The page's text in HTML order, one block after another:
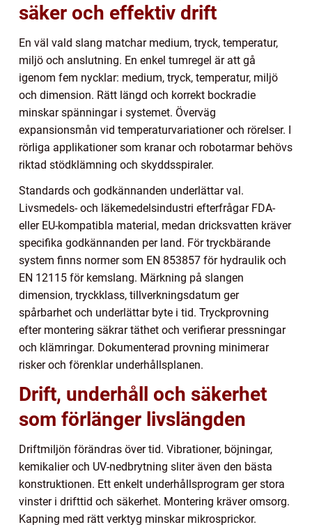
säker och effektiv drift
En väl vald slang matchar medium, tryck, temperatur,
miljö och anslutning. En enkel tumregel är att gå
igenom fem nycklar: medium, tryck, temperatur, miljö
och dimension. Rätt längd och korrekt bockradie
minskar spänningar i systemet. Överväg
expansionsmån vid temperaturvariationer och rörelser. I
rörliga applikationer som kranar och robotarmar behövs
riktad stödklämning och skyddsspiraler.
Standards och godkännanden underlättar val.
Livsmedels- och läkemedelsindustri efterfrågar FDA-
eller EU-kompatibla material, medan dricksvatten kräver
specifika godkännanden per land. För tryckbärande
system finns normer som EN 853857 för hydraulik och
EN 12115 för kemslang. Märkning på slangen
dimension, tryckklass, tillverkningsdatum ger
spårbarhet och underlättar byte i tid. Tryckprovning
efter montering säkrar täthet och verifierar pressningar
och klämringar. Dokumenterad provning minimerar
risker och förenklar underhållsplanen.
Drift, underhåll och säkerhet
som förlänger livslängden
Driftmiljön förändras över tid. Vibrationer, böjningar,
kemikalier och UV-nedbrytning sliter även den bästa
konstruktionen. Ett enkelt underhållsprogram ger stora
vinster i drifttid och säkerhet. Montering kräver omsorg.
Kapning med rätt verktyg minskar mikrosprickor.